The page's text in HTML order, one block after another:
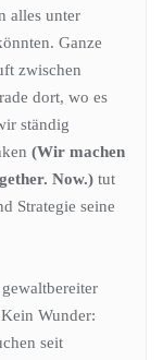
alles unter
Ganze
zwischen
dort, wo es
ständig
(Wir machen
Now.) tut
Strategie seine
Wunder:
seit